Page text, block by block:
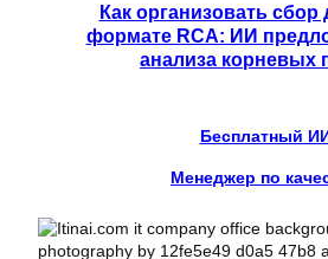
Как организовать сбор
формате RCA: ИИ
анализа корневых
Бесплатный
Менеджер по